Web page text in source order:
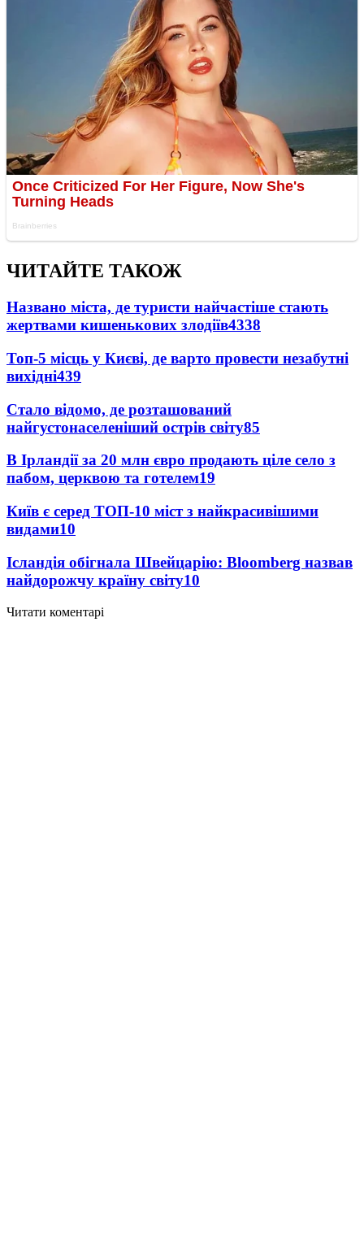
ЧИТАЙТЕ ТАКОЖ
Названо міста, де туристи найчастіше стають
жертвами кишенькових злодіїв4338
Топ-5 місць у Києві, де варто провести незабутні
вихідні439
Стало відомо, де розташований
найгустонаселеніший острів світу85
В Ірландії за 20 млн євро продають ціле село з
пабом, церквою та готелем19
Київ є серед ТОП-10 міст з найкрасивішими
видами10
Ісландія обігнала Швейцарію: Bloomberg назвав
найдорожчу країну світу10
Читати коментарі